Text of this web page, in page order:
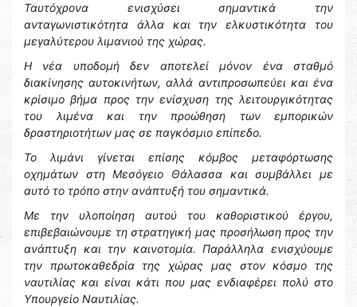
Ταυτόχρονα ενισχύσει σημαντικά την
ανταγωνιστικότητα άλλα και την ελκυστικότητα του
μεγαλύτερου λιμανιού της χώρας.
Η νέα υποδομή δεν αποτελεί μόνον ένα σταθμό
διακίνησης αυτοκινήτων, αλλά αντιπροσωπεύει και ένα
κρίσιμο βήμα προς την ενίσχυση της λειτουργικότητας
του λιμένα και την προώθηση των εμπορικών
δραστηριοτήτων μας σε παγκόσμιο επίπεδο.
Το λιμάνι γίνεται επίσης κόμβος μεταφόρτωσης
οχημάτων στη Μεσόγειο Θάλασσα και συμβάλλει με
αυτό το τρόπο στην ανάπτυξή του σημαντικά.
Με την υλοποίηση αυτού του καθοριστικού έργου,
επιβεβαιώνουμε τη στρατηγική μας προσήλωση προς την
ανάπτυξη και την καινοτομία. Παράλληλα ενισχύουμε
την πρωτοκαθεδρία της χώρας μας στον κόσμο της
ναυτιλίας και είναι κάτι που μας ενδιαφέρει πολύ στο
Υπουργείο Ναυτιλίας.